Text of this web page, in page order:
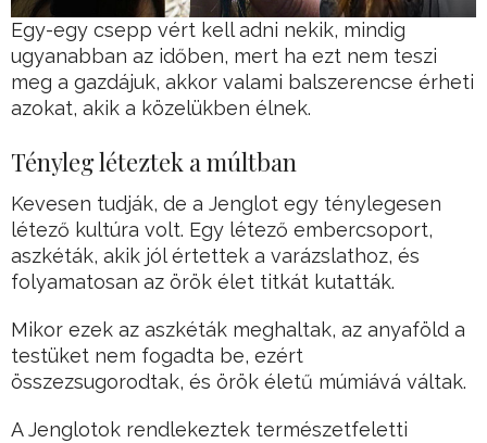
Egy-egy csepp vért kell adni nekik, mindig
ugyanabban az időben, mert ha ezt nem teszi
meg a gazdájuk, akkor valami balszerencse érheti
azokat, akik a közelükben élnek.
Tényleg léteztek a múltban
Kevesen tudják, de a Jenglot egy ténylegesen
létező kultúra volt. Egy létező embercsoport,
aszkéták, akik jól értettek a varázslathoz, és
folyamatosan az örök élet titkát kutatták.
Mikor ezek az aszkéták meghaltak, az anyaföld a
testüket nem fogadta be, ezért
összezsugorodtak, és örök életű múmiává váltak.
A Jenglotok rendlekeztek természetfeletti